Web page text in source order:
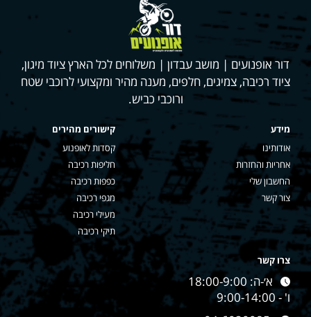
דור אופנועים | מושב עבדון | משלוחים לכל הארץ ציוד מיגון,
ציוד רכיבה, צמיגים, חלפים, מענה מהיר ומקצועי לרוכבי שטח
ורוכבי כביש.
מידע
אודותינו
אחריות והחזרות
החשבון שלי
צור קשר
קישורים מהירים
קסדות לאופנוע
חליפות רכיבה
כפפות רכיבה
מגפי רכיבה
מעילי רכיבה
תיקי רכיבה
צרו קשר
א׳-ה: 18:00-9:00
ו' - 9:00-14:00